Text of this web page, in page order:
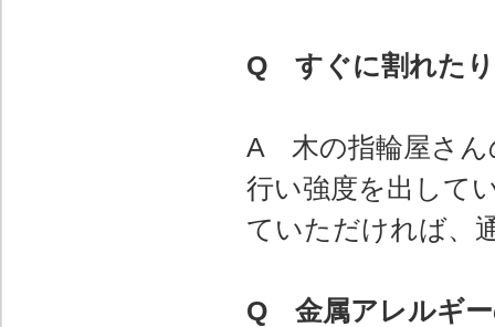
Q すぐに割れた
A 木の指輪屋さん
行い強度を出して
ていただければ、
Q 金属アレルギー